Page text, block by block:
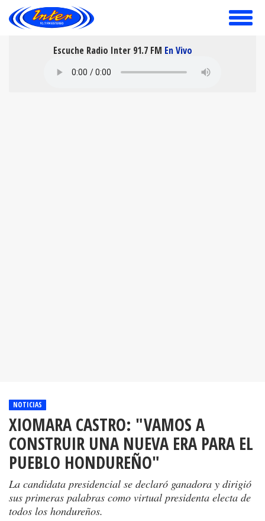
toggle
Escuche Radio Inter 91.7 FM En Vivo
NOTICIAS
XIOMARA CASTRO: "VAMOS A
CONSTRUIR UNA NUEVA ERA PARA EL
PUEBLO HONDUREÑO"
La candidata presidencial se declaró ganadora y dirigió
sus primeras palabras como virtual presidenta electa de
todos los hondureños.